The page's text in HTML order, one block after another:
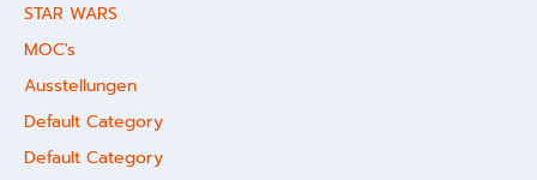
STAR WARS
MOC's
Ausstellungen
Default Category
Default Category